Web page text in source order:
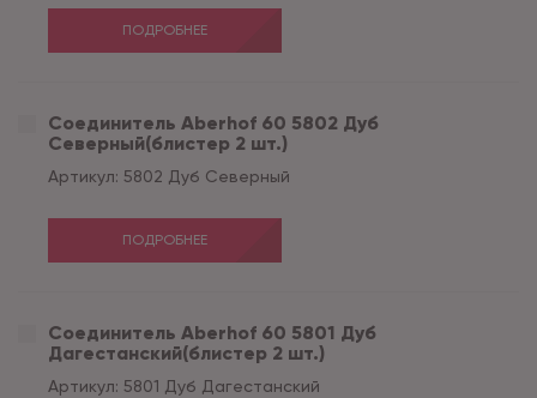
ПОДРОБНЕЕ
Соединитель Aberhof 60 5802 Дуб
Северный(блистер 2 шт.)
Артикул: 5802 Дуб Северный
ПОДРОБНЕЕ
Соединитель Aberhof 60 5801 Дуб
Дагестанский(блистер 2 шт.)
Артикул: 5801 Дуб Дагестанский